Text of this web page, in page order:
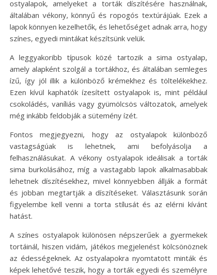
ostyalapok, amelyeket a torták díszítésére használnak,
általában vékony, könnyű és ropogós textúrájúak. Ezek a
lapok könnyen kezelhetők, és lehetőséget adnak arra, hogy
színes, egyedi mintákat készítsünk velük.
A leggyakoribb típusok közé tartozik a sima ostyalap,
amely alapként szolgál a tortákhoz, és általában semleges
ízű, így jól illik a különböző krémekhez és töltelékekhez.
Ezen kívül kaphatók ízesített ostyalapok is, mint például
csokoládés, vaníliás vagy gyümölcsös változatok, amelyek
még inkább feldobják a sütemény ízét.
Fontos megjegyezni, hogy az ostyalapok különböző
vastagságúak is lehetnek, ami befolyásolja a
felhasználásukat. A vékony ostyalapok ideálisak a torták
sima burkolásához, míg a vastagabb lapok alkalmasabbak
lehetnek díszítésekhez, mivel könnyebben állják a formát
és jobban megtartják a díszítéseket. Választásunk során
figyelembe kell venni a torta stílusát és az elérni kívánt
hatást.
A színes ostyalapok különösen népszerűek a gyermekek
tortáinál, hiszen vidám, játékos megjelenést kölcsönöznek
az édességeknek. Az ostyalapokra nyomtatott minták és
képek lehetővé teszik, hogy a torták egyedi és személyre